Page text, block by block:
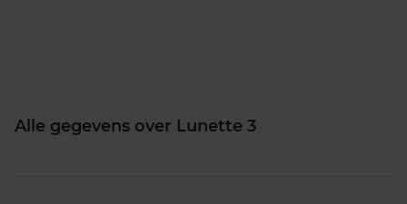
Alle gegevens over Lunette 3